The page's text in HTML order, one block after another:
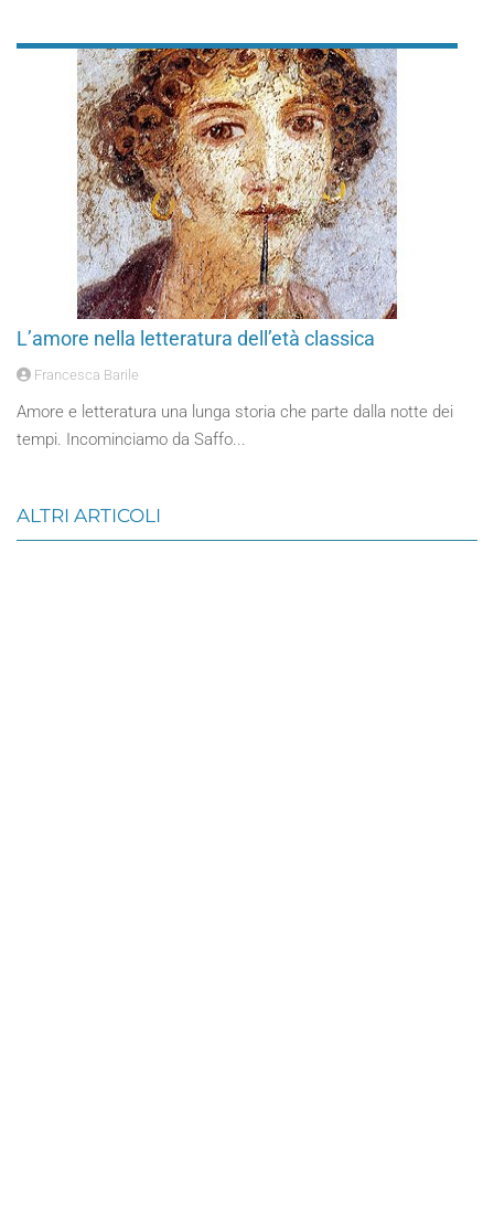
L’amore nella letteratura dell’età classica
Francesca Barile
Amore e letteratura una lunga storia che parte dalla notte dei
tempi. Incominciamo da Saffo...
ALTRI ARTICOLI